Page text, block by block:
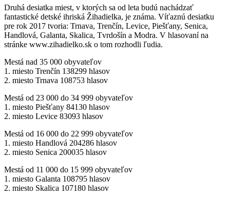
Druhá desiatka miest, v ktorých sa od leta budú nachádzať
fantastické detské ihriská Žihadielka, je známa. Víťaznú desiatku
pre rok 2017 tvoria: Trnava, Trenčín, Levice, Piešťany, Senica,
Handlová, Galanta, Skalica, Tvrdošín a Modra. V hlasovaní na
stránke www.zihadielko.sk o tom rozhodli ľudia.
Mestá nad 35 000 obyvateľov
1. miesto Trenčín 138299 hlasov
2. miesto Trnava 108753 hlasov
Mestá od 23 000 do 34 999 obyvateľov
1. miesto Piešťany 84130 hlasov
2. miesto Levice 83093 hlasov
Mestá od 16 000 do 22 999 obyvateľov
1. miesto Handlová 204286 hlasov
2. miesto Senica 200035 hlasov
Mestá od 11 000 do 15 999 obyvateľov
1. miesto Galanta 108795 hlasov
2. miesto Skalica 107180 hlasov